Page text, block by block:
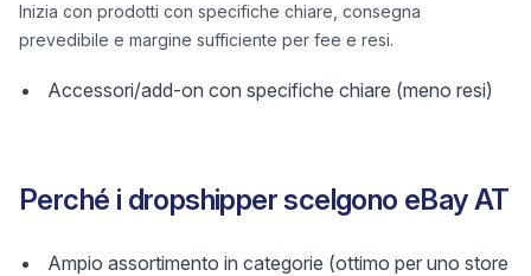
Inizia con prodotti con specifiche chiare, consegna
prevedibile e margine sufficiente per fee e resi.
Accessori/add-on con specifiche chiare (meno resi)
Perché i dropshipper scelgono eBay AT
Ampio assortimento in categorie (ottimo per uno store